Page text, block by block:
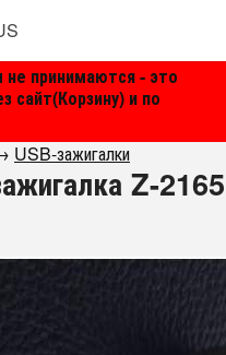
принимаются - это
и по
USB-зажигалки
Z-2165